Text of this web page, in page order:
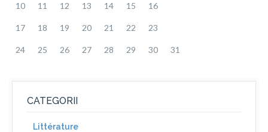
10 11 12 13 14 15 16
17 18 19 20 21 22 23
24 25 26 27 28 29 30 31
CATEGORII
Littérature